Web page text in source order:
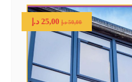
50,00 د.إ 25,00 د.إ